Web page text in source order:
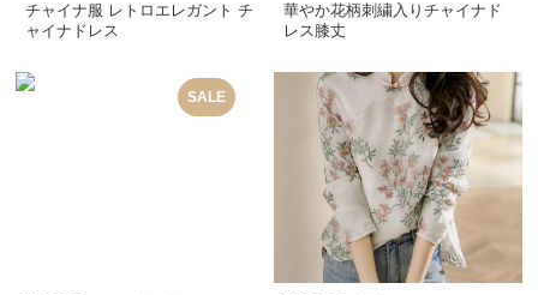
チャイナ服 レトロエレガント チ
ャイナドレス
華やか花柄刺繍入りチャイナド
レス膝丈
SALE